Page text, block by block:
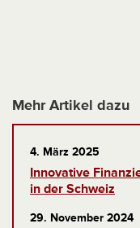
Mehr Artikel dazu
4. März 2025
Innovative
in der Schweiz
29. November 2024